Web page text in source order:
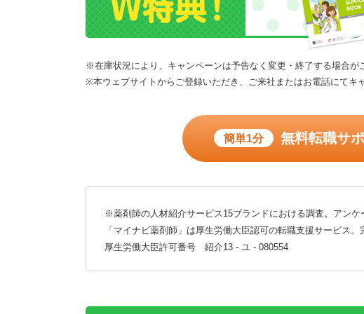
※在庫状況により、キャンペーンは予告なく変更・終了する場合が
※本ウェブサイトからご登録いただき、ご来社またはお電話にてキ
簡単1分 無料転職サ
※薬剤師の人材紹介サービス15ブランドにおける調査。アンケ
「マイナビ薬剤師」は厚生労働大臣認可の転職支援サービス。
厚生労働大臣許可番号 紹介13 - ユ - 080554